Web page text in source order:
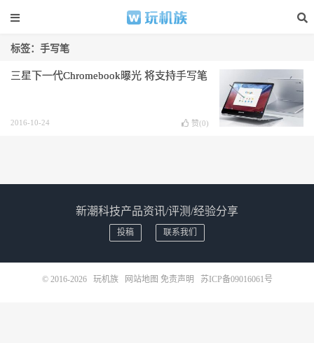
标签：手写笔
三星下一代Chromebook曝光 将支持手写笔
2016-10-24 赞(0)
新潮科技产品资讯/评测/经验分享
投稿 联系我们
© 2016-2026 玩机族 网站地图 免责声明 苏ICP备09016061号